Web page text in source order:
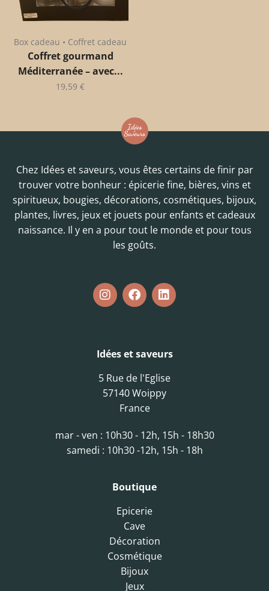
Box cadeau • Coffret cadeau
Coffret gourmand
Méditerranée – avec...
19,59 €
Chez Idées et saveurs, vous êtes certains de finir par
trouver votre bonheur : épicerie fine, bières, vins et
spiritueux, bougies, décorations, cosmétiques, bijoux,
plantes, livres, jeux et jouets pour enfants et cadeaux
naissance. Il y en a pour tout le monde et pour tous
les goûts.
Idées et saveurs
5 Rue de l'Eglise
57140 Woippy
France
mar - ven : 10h30 - 12h, 15h - 18h30
samedi : 10h30 -12h, 15h - 18h
Boutique
Epicerie
Cave
Décoration
Cosmétique
Bijoux
Jeux